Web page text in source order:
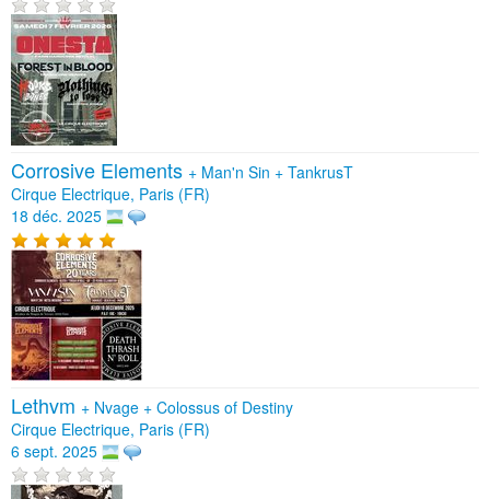
Corrosive Elements + Man'n Sin + TankrusT
Cirque Electrique, Paris (FR)
18 déc. 2025
Lethvm + Nvage + Colossus of Destiny
Cirque Electrique, Paris (FR)
6 sept. 2025